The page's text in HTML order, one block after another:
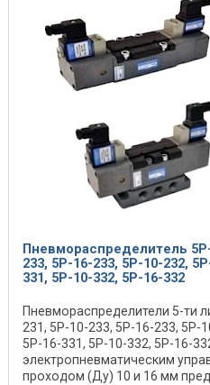
Пневмораспределитель
233, 5Р-16-233, 5Р-10-232,
331, 5Р-10-332, 5Р-16-332
Пневмораспределители 5-ти
231, 5Р-10-233, 5Р-16-233, 5Р-
5Р-16-331, 5Р-10-332, 5Р-16-
электропневматическим
проходом (Ду) 10 и 16 мм